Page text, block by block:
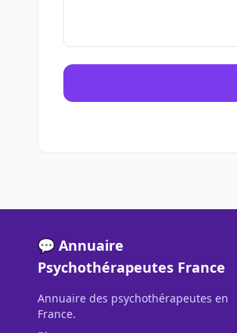
💬 Annuaire
Psychothérapeutes France
Annuaire des psychothérapeutes en
France.